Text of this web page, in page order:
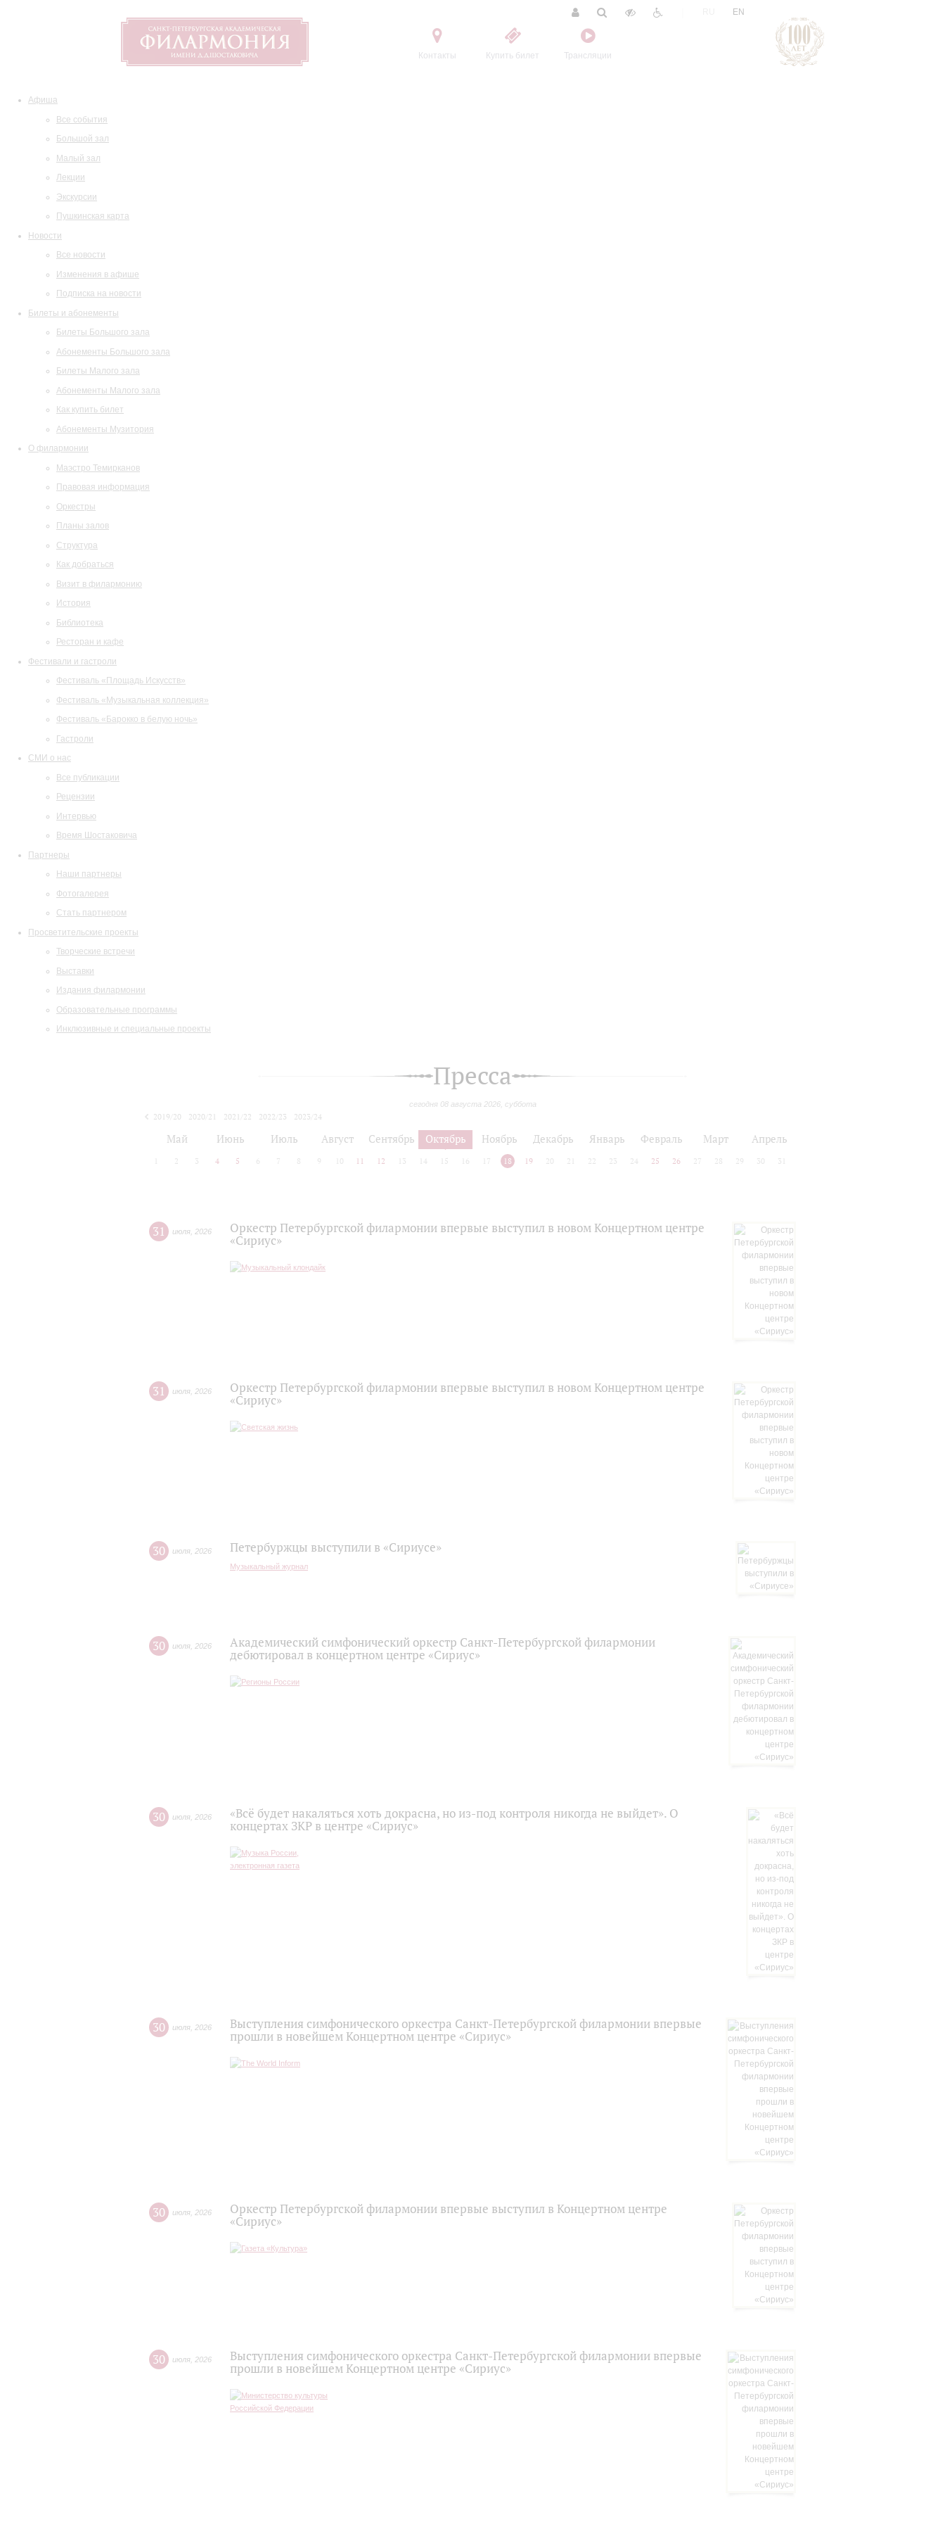
Контакты Купить билет Трансляции
EN
Афиша
Все события
Большой зал
Малый зал
Лекции
Экскурсии
Пушкинская карта
Новости
Все новости
Изменения в афише
Подписка на новости
Билеты и абонементы
Билеты Большого зала
Абонементы Большого зала
Билеты Малого зала
Абонементы Малого зала
Как купить билет
Абонементы Музитория
О филармонии
Маэстро Темирканов
Правовая информация
Оркестры
Планы залов
Структура
Как добраться
Визит в филармонию
История
Библиотека
Ресторан и кафе
Фестивали и гастроли
Фестиваль «Площадь Искусств»
Фестиваль «Музыкальная коллекция»
Фестиваль «Барокко в белую ночь»
Гастроли
СМИ о нас
Все публикации
Рецензии
Интервью
Время Шостаковича
Партнеры
Наши партнеры
Фотогалерея
Стать партнером
Просветительские проекты
Творческие встречи
Выставки
Издания филармонии
Образовательные программы
Инклюзивные и специальные проекты
Пресса
сегодня 08 августа 2026, суббота
2019/20 2020/21 2021/22 2022/23
2023/24
Май Июнь Июль Август Сентябрь Октябрь Ноябрь Декабрь Январь Февраль Март Апрель
2 3 4 5 6 7 8 9 10 11 12 13 14 15 16 17 18 19 20 21 22 23 24 25 26 27 28 29 30 31
31 июля 2026
Оркестр Петербургской филармонии впервые выступил в новом Концертном центре
«Сириус»
31 июля 2026
Оркестр Петербургской филармонии впервые выступил в новом Концертном центре
«Сириус»
30 июля 2026 Петербуржцы выступили в «Сириусе»
Музыкальный журнал
30 июля 2026
Академический симфонический оркестр Санкт-Петербургской филармонии
дебютировал в концертном центре «Сириус»
30 июля 2026
«Всё будет накаляться хоть докрасна, но из-под контроля никогда не выйдет». О
концертах ЗКР в центре «Сириус»
30 июля 2026
Выступления симфонического оркестра Санкт-Петербургской филармонии впервые
прошли в новейшем Концертном центре «Сириус»
30 июля 2026
Оркестр Петербургской филармонии впервые выступил в Концертном центре
«Сириус»
30 июля 2026
Выступления симфонического оркестра Санкт-Петербургской филармонии впервые
прошли в новейшем Концертном центре «Сириус»